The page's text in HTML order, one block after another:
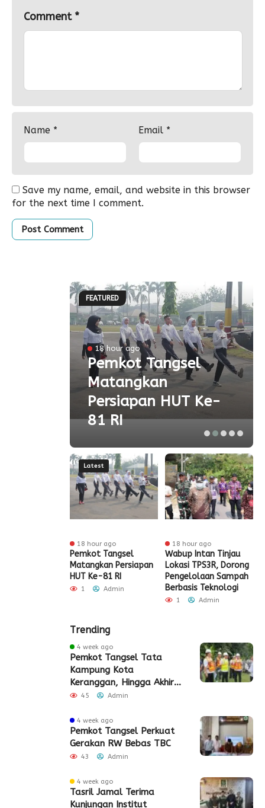
Comment *
Name * Email *
Save my name, email, and website in this browser
for the next time I comment.
FEATURED
18 hour ago
Pemkot Tangsel
Matangkan
Persiapan HUT Ke-
81 RI
Latest
18 hour ago
Pemkot Tangsel
Matangkan Persiapan
HUT Ke-81 RI
1 Admin
18 hour ago
Wabup Intan Tinjau
Lokasi TPS3R, Dorong
Pengelolaan Sampah
Berbasis Teknologi
1 Admin
Trending
4 week ago
Pemkot Tangsel Tata
Kampung Kota
Keranggan, Hingga Akhir
2026
45 Admin
4 week ago
Pemkot Tangsel Perkuat
Gerakan RW Bebas TBC
43 Admin
4 week ago
Tasril Jamal Terima
Kunjungan Institut